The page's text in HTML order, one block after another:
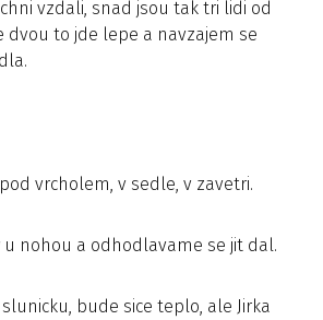
vzdali, snad jsou tak tri lidi od
dvou to jde lepe a navzajem se
vrcholem, v sedle, v zavetri.
u nohou a odhodlavame se jit dal.
bude sice teplo, ale Jirka